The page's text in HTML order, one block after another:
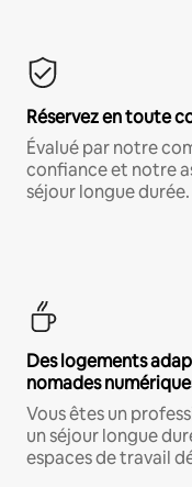
Réservez en toute
Évalué par notre
confiance et notre
séjour longue durée.
Des logements
nomades
Vous êtes un
un séjour longue
espaces de travail